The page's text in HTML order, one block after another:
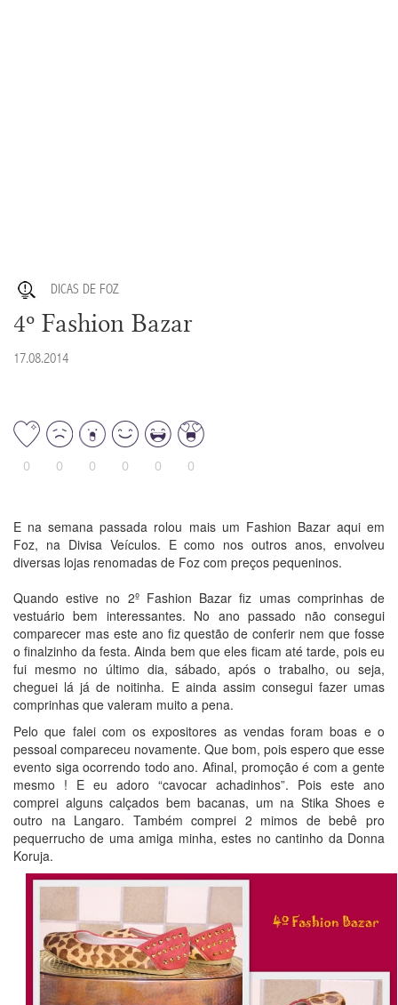
DICAS DE FOZ
4º Fashion Bazar
17.08.2014
0 0 0 0 0 0
E na semana passada rolou mais um Fashion Bazar aqui em
Foz, na Divisa Veículos. E como nos outros anos, envolveu
diversas lojas renomadas de Foz com preços pequeninos.
Quando estive no 2º Fashion Bazar fiz umas comprinhas de
vestuário bem interessantes. No ano passado não consegui
comparecer mas este ano fiz questão de conferir nem que fosse
o finalzinho da festa. Ainda bem que eles ficam até tarde, pois eu
fui mesmo no último dia, sábado, após o trabalho, ou seja,
cheguei lá já de noitinha. E ainda assim consegui fazer umas
comprinhas que valeram muito a pena.
Pelo que falei com os expositores as vendas foram boas e o
pessoal compareceu novamente. Que bom, pois espero que esse
evento siga ocorrendo todo ano. Afinal, promoção é com a gente
mesmo ! E eu adoro “cavocar achadinhos”. Pois este ano
comprei alguns calçados bem bacanas, um na Stika Shoes e
outro na Langaro. Também comprei 2 mimos de bebê pro
pequerrucho de uma amiga minha, estes no cantinho da Donna
Koruja.